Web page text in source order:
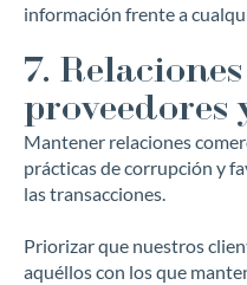
información frente a
7.
proveedores
Mantener relaciones
prácticas de corrupción y
las transacciones.
Priorizar que nuestros
aquéllos con los que